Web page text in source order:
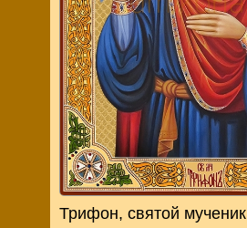
Трифон, святой мученик